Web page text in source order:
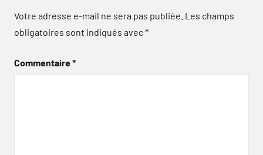
Votre adresse e-mail ne sera pas publiée. Les champs
obligatoires sont indiqués avec*
Commentaire*